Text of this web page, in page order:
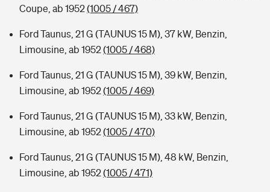
Coupe, ab 1952(1005 / 467)
Ford Taunus, 21 G (TAUNUS 15 M), 37 kW, Benzin,
Limousine, ab 1952(1005 / 468)
Ford Taunus, 21 G (TAUNUS 15 M), 39 kW, Benzin,
Limousine, ab 1952(1005 / 469)
Ford Taunus, 21 G (TAUNUS 15 M), 33 kW, Benzin,
Limousine, ab 1952(1005 / 470)
Ford Taunus, 21 G (TAUNUS 15 M), 48 kW, Benzin,
Limousine, ab 1952(1005 / 471)